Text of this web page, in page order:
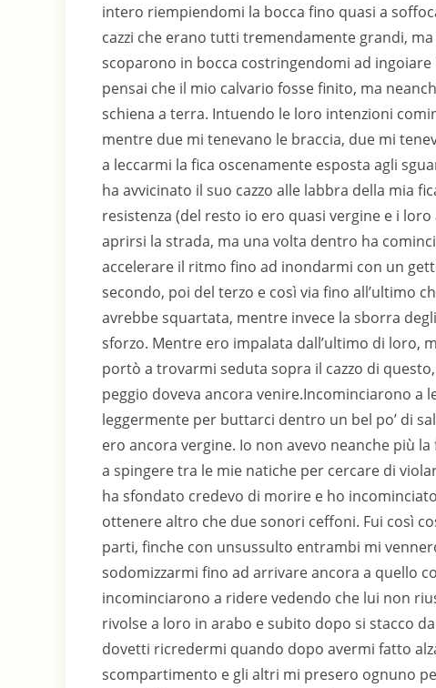
intero riempiendomi la bocca fino quasi a
cazzi che erano tutti tremendamente grandi,
scoparono in bocca costringendomi ad
pensai che il mio calvario fosse finito, ma
schiena a terra. Intuendo le loro intenzioni
mentre due mi tenevano le braccia, due mi
a leccarmi la fica oscenamente esposta agli
ha avvicinato il suo cazzo alle labbra della mia
resistenza (del resto io ero quasi vergine e i
aprirsi la strada, ma una volta dentro ha
accelerare il ritmo fino ad inondarmi con un
secondo, poi del terzo e così via fino all’ultimo
avrebbe squartata, mentre invece la sborra
sforzo. Mentre ero impalata dall’ultimo di loro,
portò a trovarmi seduta sopra il cazzo di
peggio doveva ancora venire.Incominciarono
leggermente per buttarci dentro un bel po’ di
ero ancora vergine. Io non avevo neanche più
a spingere tra le mie natiche per cercare di
ha sfondato credevo di morire e ho
ottenere altro che due sonori ceffoni. Fui così
parti, finche con unsussulto entrambi mi
sodomizzarmi fino ad arrivare ancora a quello
incominciarono a ridere vedendo che lui non
rivolse a loro in arabo e subito dopo si stacco
dovetti ricredermi quando dopo avermi fatto
scompartimento e gli altri mi presero ognuno